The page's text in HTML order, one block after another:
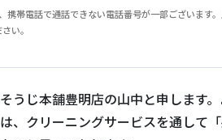
携帯電話で通話できない電話番号が一部ございま
い。
うじ本舗豊明店の山中と申します。
、クリーニングサービスを通して